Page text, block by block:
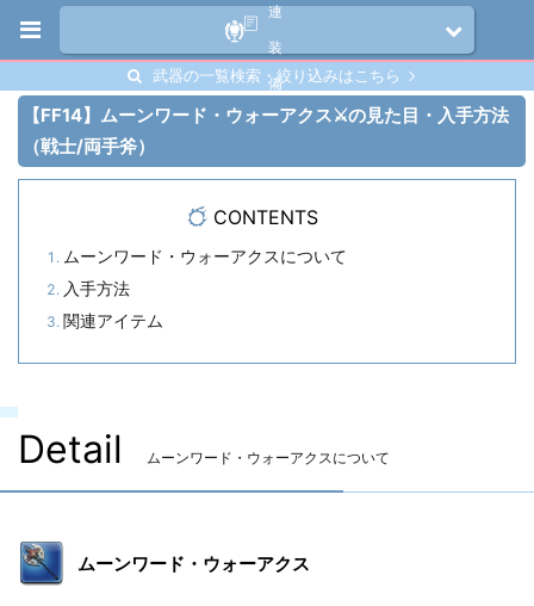
連
装
備
武器の一覧検索・絞り込みはこちら
【FF14】ムーンワード・ウォーアクス⚔️の見た目・入手方法
（戦士/両手斧）
CONTENTS
ムーンワード・ウォーアクスについて
入手方法
関連アイテム
Detail ムーンワード・ウォーアクスについて
ムーンワード・ウォーアクス